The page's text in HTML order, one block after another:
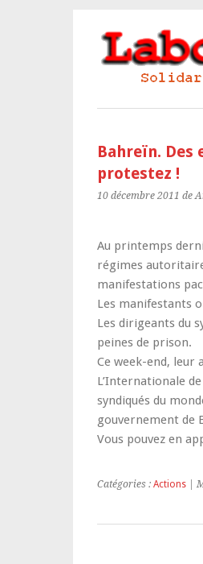
Bahreïn. Des
protestez !
10 décembre 2011 de
Au printemps
régimes
manifestations
Les manifestants
Les dirigeants du
peines de prison.
Ce week-end, leur
L’Internationale
syndiqués du
gouvernement de
Vous pouvez en
Catégories : Actions |